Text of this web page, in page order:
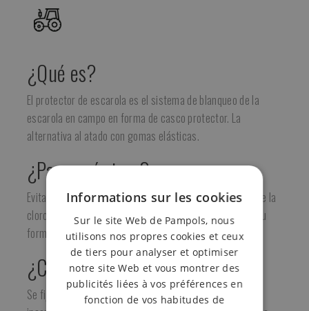
¿Qué es?
El protector de escarola es el sistema de blanqueo de la
escarola en campo en forma de casco protector. La
alternativa al atado con gomas elásticas.
¿Para qué sirve?
Evita el contacto de la luz directa con la planta y evita que la
clorofila actúe manteniendo una escarola blanca y con su
forma original, sin haberla atado previamente.
¿Cómo se utiliza?
Se fijan al suelo mediante dos varillas metálicas
Informations sur les cookies
Sur le site Web de Pampols, nous
utilisons nos propres cookies et ceux
de tiers pour analyser et optimiser
notre site Web et vous montrer des
publicités liées à vos préférences en
fonction de vos habitudes de